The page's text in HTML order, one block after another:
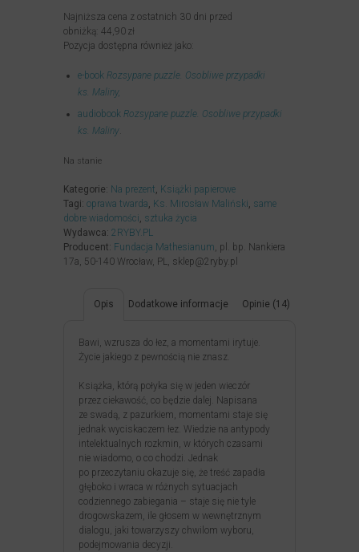
Najniższa cena z ostatnich 30 dni przed
obniżką: 44,90 zł
Pozycja dostępna również jako:
e-book Rozsypane puzzle. Osobliwe przypadki
ks. Maliny,
audiobook Rozsypane puzzle. Osobliwe przypadki
ks. Maliny
Na stanie
Kategorie: Na prezent Książki papierowe
Tagi: oprawa twarda Ks. Mirosław Maliński same
dobre wiadomości sztuka życia
Wydawca: 2RYBY.PL
Producent: Fundacja Mathesianum , pl. bp. Nankiera
17a, 50-140 Wrocław, PL, sklep@2ryby.pl
Opis Dodatkowe informacje Opinie (14)
Bawi, wzrusza do łez, a momentami irytuje.
Życie jakiego z pewnością nie znasz.
Książka, którą połyka się w jeden wieczór
przez ciekawość, co będzie dalej. Napisana
ze swadą, z pazurkiem, momentami staje się
jednak wyciskaczem łez. Wiedzie na antypody
intelektualnych rozkmin, w których czasami
nie wiadomo, o co chodzi. Jednak
po przeczytaniu okazuje się, że treść zapadła
głęboko i wraca w różnych sytuacjach
codziennego zabiegania – staje się nie tyle
drogowskazem, ile głosem w wewnętrznym
dialogu, jaki towarzyszy chwilom wyboru,
podejmowania decyzji.